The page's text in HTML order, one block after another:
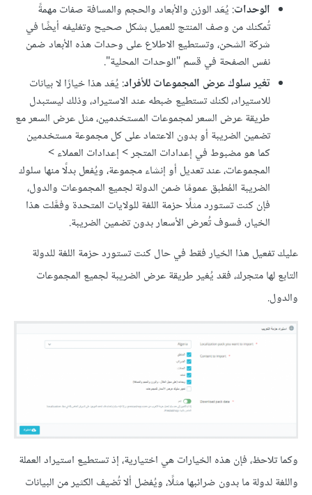
الوحدات: يُعَد الوزن والأبعاد والحجم والمسافة صفات مهمةً
تُمكنك من وصف المنتج للعميل بشكل صحيح وتغليفه أيضًا في
شركة الشحن، وتستطيع الاطلاع على وحدات هذه الأبعاد ضمن
نفس الصفحة في قسم "الوحدات المحلية".
تغير سلوك عرض المجموعات للأفراد: يُعَد هذا خيارًا لا بيانات
للاستيراد، لكنك تستطيع ضبطه عند الاستيراد، وذلك ليستبدل
طريقة عرض السعر لمجموعات المستخدمين، مثل عرض السعر مع
تضمين الضريبة أو بدون الاعتماد على كل مجموعة مستخدمين
كما هو مضبوط في إعدادات المتجر > إعدادات العملاء >
المجموعات، عند تعديل أو إنشاء مجموعة، ويُفعل بدلًا منها سلوك
الضريبة المُطبق عمومًا ضمن الدولة لجميع المجموعات والدول،
فإن كنت تستورد مثلًا حزمة اللغة للولايات المتحدة وفعَّلت هذا
الخيار، فسوف تُعرض الأسعار بدون تضمين الضريبة.
عليك تفعيل هذا الخيار فقط في حال كنت تستورد حزمة اللغة للدولة
التابع لها متجرك، فقد يُغير طريقة عرض الضريبة لجميع المجموعات
والدول.
وكما تلاحظ، فإن هذه الخيارات هي اختيارية، إذ تستطيع استيراد العملة
واللغة لدولة ما بدون ضرائبها مثلًا، ويُفضل ألا تُضيف الكثير من البيانات